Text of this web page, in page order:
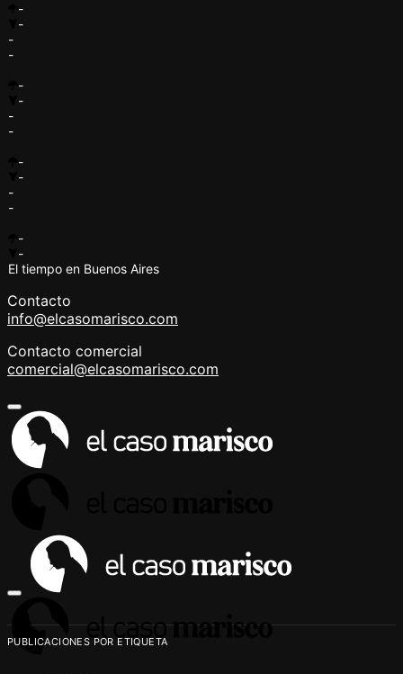
-
-
-
-
-
-
-
-
-
-
-
-
-
-
El tiempo en Buenos Aires
Contacto
info@elcasomarisco.com
Contacto comercial
comercial@elcasomarisco.com
PUBLICACIONES POR ETIQUETA